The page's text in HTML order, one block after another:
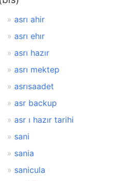
asrı ahir
asrı ehır
asrı hazır
asrı mektep
asrısaadet
asr backup
asr ı hazır tarihi
sani
sania
sanicula